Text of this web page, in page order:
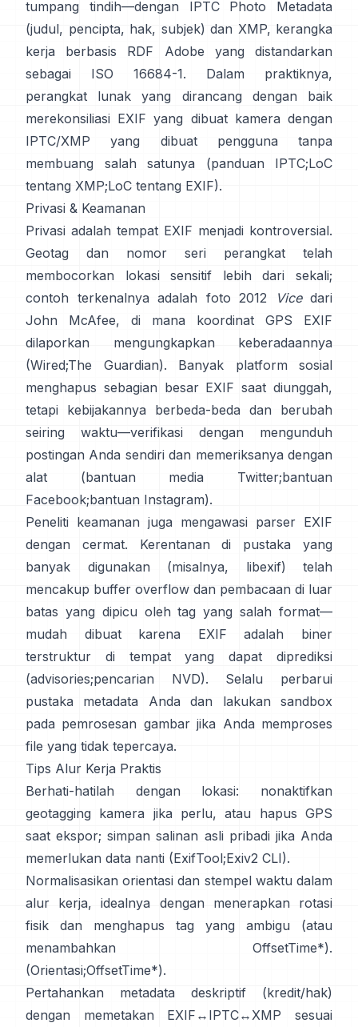
tumpang tindih—denganIPTC Photo Metadata
(judul, pencipta, hak, subjek) dan XMP, kerangka
kerja berbasis RDF Adobe yang distandarkan
sebagai ISO 16684-1. Dalam praktiknya,
perangkat lunak yang dirancang dengan baik
merekonsiliasi EXIF yang dibuat kamera dengan
IPTC/XMP yang dibuat pengguna tanpa
membuang salah satunya (panduan IPTC;LoC
tentang XMP;LoC tentang EXIF).
Privasi & Keamanan
Privasi adalah tempat EXIF menjadi kontroversial.
Geotag dan nomor seri perangkat telah
membocorkan lokasi sensitif lebih dari sekali;
contoh terkenalnya adalah foto 2012
Vicedari
John McAfee, di mana koordinat GPS EXIF
dilaporkan mengungkapkan keberadaannya
(Wired;The Guardian). Banyak platform sosial
menghapus sebagian besar EXIF saat diunggah,
tetapi kebijakannya berbeda-beda dan berubah
seiring waktu—verifikasi dengan mengunduh
postingan Anda sendiri dan memeriksanya dengan
alat (bantuan media Twitter;bantuan
Facebook;bantuan Instagram).
Peneliti keamanan juga mengawasi parser EXIF
dengan cermat. Kerentanan di pustaka yang
banyak digunakan (misalnya, libexif) telah
mencakup buffer overflow dan pembacaan di luar
batas yang dipicu oleh tag yang salah format—
mudah dibuat karena EXIF adalah biner
terstruktur di tempat yang dapat diprediksi
(advisories;pencarian NVD). Selalu perbarui
pustaka metadata Anda dan lakukan sandbox
pada pemrosesan gambar jika Anda memproses
file yang tidak tepercaya.
Tips Alur Kerja Praktis
Berhati-hatilah dengan lokasi: nonaktifkan
geotagging kamera jika perlu, atau hapus GPS
saat ekspor; simpan salinan asli pribadi jika Anda
memerlukan data nanti (ExifTool;Exiv2 CLI).
Normalisasikan orientasi dan stempel waktu dalam
alur kerja, idealnya dengan menerapkan rotasi
fisik dan menghapus tag yang ambigu (atau
menambahkan OffsetTime*).
(Orientasi;OffsetTime*).
Pertahankan metadata deskriptif (kredit/hak)
dengan memetakan EXIF↔IPTC↔XMP sesuai